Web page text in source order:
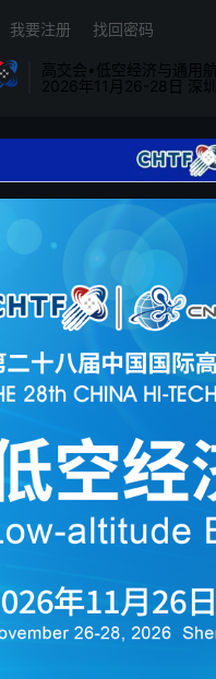
高交会•低空经济与通用
2026年11月26-28日 深
我要注册 找回密码